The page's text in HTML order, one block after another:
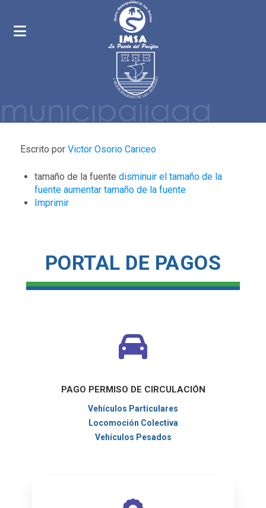
Escrito por Victor Osorio Cariceo
tamaño de la fuente disminuir el tamaño de la
fuente aumentar tamaño de la fuente
Imprimir
PORTAL DE PAGOS
PAGO PERMISO DE CIRCULACIÓN
Vehículos Particulares
Locomoción Colectiva
Vehículos Pesados